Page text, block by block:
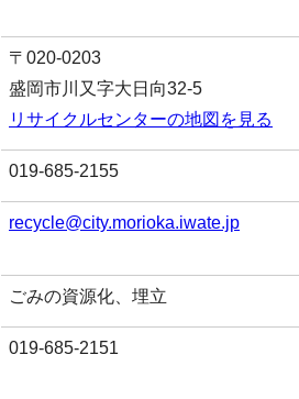
〒020-0203
盛岡市川又字大日向32-5
リサイクルセンターの地図を見る
019-685-2155
recycle@city.morioka.iwate.jp
ごみの資源化、埋立
019-685-2151